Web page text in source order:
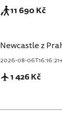
11 690 Kč
Newcastle z
2026-08-
1 426 Kč